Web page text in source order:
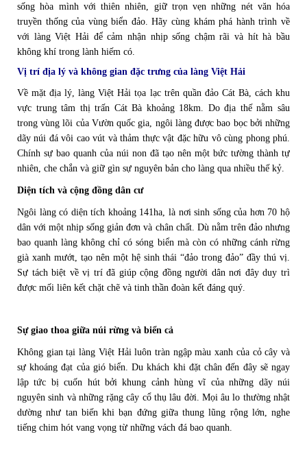
sống hòa mình với thiên nhiên, giữ trọn vẹn những nét văn hóa
truyền thống của vùng biển đảo. Hãy cùng khám phá hành trình về
với làng Việt Hải để cảm nhận nhịp sống chậm rãi và hít hà bầu
không khí trong lành hiếm có.
Vị trí địa lý và không gian đặc trưng của làng Việt Hải
Về mặt địa lý, làng Việt Hải tọa lạc trên quần đảo Cát Bà, cách khu
vực trung tâm thị trấn Cát Bà khoảng 18km. Do địa thế nằm sâu
trong vùng lõi của Vườn quốc gia, ngôi làng được bao bọc bởi những
dãy núi đá vôi cao vút và thảm thực vật đặc hữu vô cùng phong phú.
Chính sự bao quanh của núi non đã tạo nên một bức tường thành tự
nhiên, che chắn và giữ gìn sự nguyên bản cho làng qua nhiều thế kỷ.
Diện tích và cộng đồng dân cư
Ngôi làng có diện tích khoảng 141ha, là nơi sinh sống của hơn 70 hộ
dân với một nhịp sống giản đơn và chân chất. Dù nằm trên đảo nhưng
bao quanh làng không chỉ có sóng biển mà còn có những cánh rừng
già xanh mướt, tạo nên một hệ sinh thái “đảo trong đảo” đầy thú vị.
Sự tách biệt về vị trí đã giúp cộng đồng người dân nơi đây duy trì
được mối liên kết chặt chẽ và tinh thần đoàn kết đáng quý.
Sự giao thoa giữa núi rừng và biển cả
Không gian tại làng Việt Hải luôn tràn ngập màu xanh của cỏ cây và
sự khoáng đạt của gió biển. Du khách khi đặt chân đến đây sẽ ngay
lập tức bị cuốn hút bởi khung cảnh hùng vĩ của những dãy núi
nguyên sinh và những rặng cây cổ thụ lâu đời. Mọi âu lo thường nhật
dường như tan biến khi bạn đứng giữa thung lũng rộng lớn, nghe
tiếng chim hót vang vọng từ những vách đá bao quanh.